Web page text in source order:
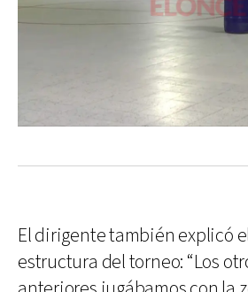
El dirigente también explicó
estructura del torneo: “Los